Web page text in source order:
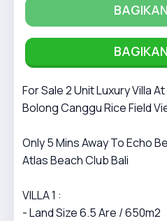
For Sale 2 Unit Luxury Villa
Bolong Canggu Rice Field
Only 5 Mins Away To Echo
Atlas Beach Club Bali
VILLA 1 :
- Land Size 6.5 Are / 650m2